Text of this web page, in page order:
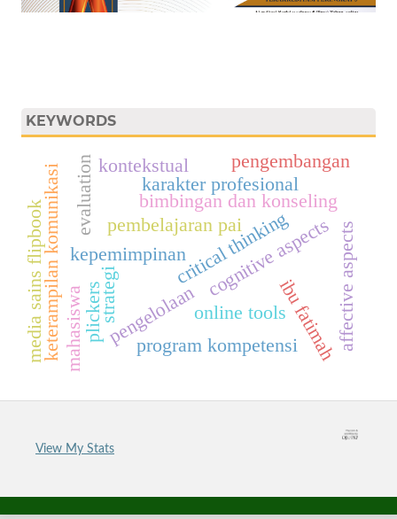
KEYWORDS
critical thinking
bimbingan dan konseling
pengelolaan
kepemimpinan
online tools
cognitive aspectsaffective aspects
plickers
mahasiswa
keterampilan komunikasi
media sains flipbook
karakter profesional
ibu fatimah
pembelajaran pai
strategi
program kompetensi
pengembangan
kontekstual
evaluation
View My Stats